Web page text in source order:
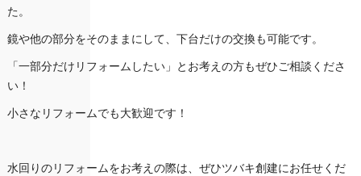
た。
鏡や他の部分をそのままにして、下台だけの交換も可能です。
「一部分だけリフォームしたい」とお考えの方もぜひご相談くださ
い！
小さなリフォームでも大歓迎です！
水回りのリフォームをお考えの際は、ぜひツバキ創建にお任せくだ